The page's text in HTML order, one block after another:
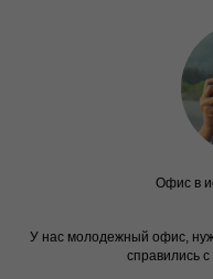
Офис в
У нас молодежный офис,
справились